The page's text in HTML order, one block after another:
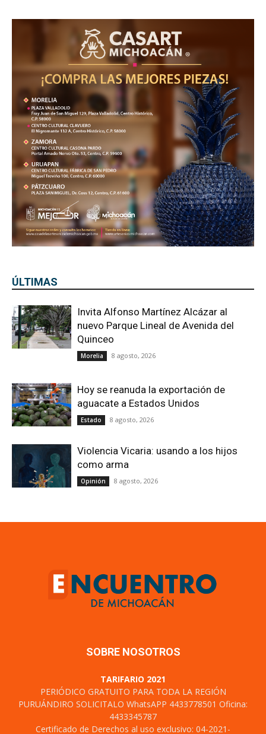
ÚLTIMAS
Invita Alfonso Martínez Alcázar al
nuevo Parque Lineal de Avenida del
Quinceo
Morelia 8 agosto, 2026
Hoy se reanuda la exportación de
aguacate a Estados Unidos
Estado 8 agosto, 2026
Violencia Vicaria: usando a los hijos
como arma
Opinión 8 agosto, 2026
SOBRE NOSOTROS
TARIFARIO 2021
PERIÓDICO GRATUITO PARA TODA LA REGIÓN
PURUÁNDIRO SOLICITALO WhatsAPP 4433778501 Oficina:
4433345787
Certificado de Derechos al uso exclusivo: 04-2021-